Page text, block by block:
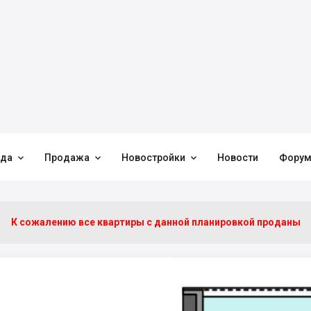
 Продажа  Новостройки  Новости Форум
К сожалению все квартиры c данной планировкой проданы